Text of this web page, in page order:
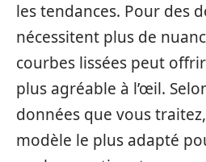
les tendances. Pour des
nécessitent plus de
courbes lissées peut
plus agréable à l’œil.
données que vous
modèle le plus adapté